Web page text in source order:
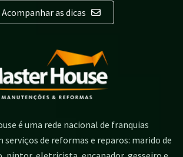
Acompanhar as dicas
é uma rede nacional de franquias
serviços de reformas e reparos: marido de